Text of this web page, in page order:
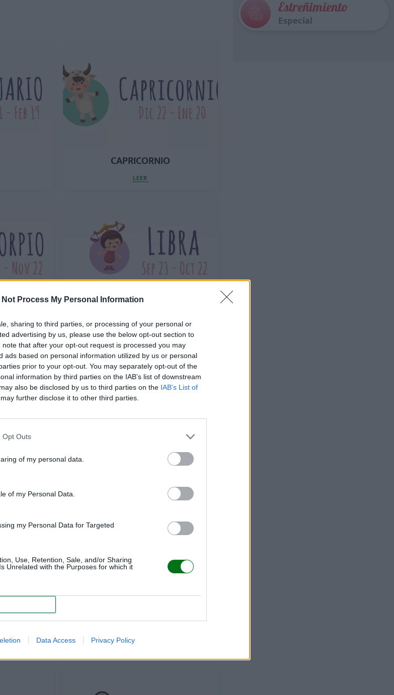
Not Process My Personal Information
sharing to third parties, or processing of your personal or
advertising by us, please use the below opt-out section to
that after your opt-out request is processed you may
ads based on personal information utilized by us or personal
prior to your opt-out. You may separately opt-out of the
information by third parties on the IAB’s list of downstream
also be disclosed by us to third parties on the IAB’s List of
further disclose it to other third parties.
Opt Outs
of my personal data.
of my Personal Data.
my Personal Data for Targeted
Use, Retention, Sale, and/or Sharing
Unrelated with the Purposes for which it
Data Access Privacy Policy
CAPRICORNIO
LEER
LEER
LEER
Estreñimiento
Especial